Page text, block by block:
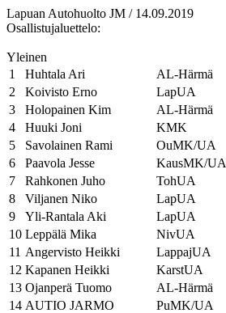
Lapuan Autohuolto JM / 14.09.2019
Osallistujaluettelo:
Yleinen
1
Huhtala Ari AL-Härmä
2
Koivisto Erno LapUA
3
Holopainen Kim AL-Härmä
4
Huuki Joni KMK
5
Savolainen Rami OuMK/UA
6
Paavola Jesse KausMK/UA
7
Rahkonen Juho TohUA
8
Viljanen Niko LapUA
9
Yli-Rantala Aki LapUA
10 Leppälä Mika NivUA
11 Angervisto Heikki LappajUA
12 Kapanen Heikki KarstUA
13 Ojanperä Tuomo AL-Härmä
14 AUTIO JARMO PuMK/UA